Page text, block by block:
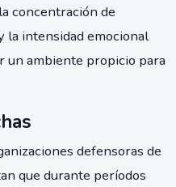
concentración de
la intensidad emocional
un ambiente propicio para
defensoras de
que durante períodos